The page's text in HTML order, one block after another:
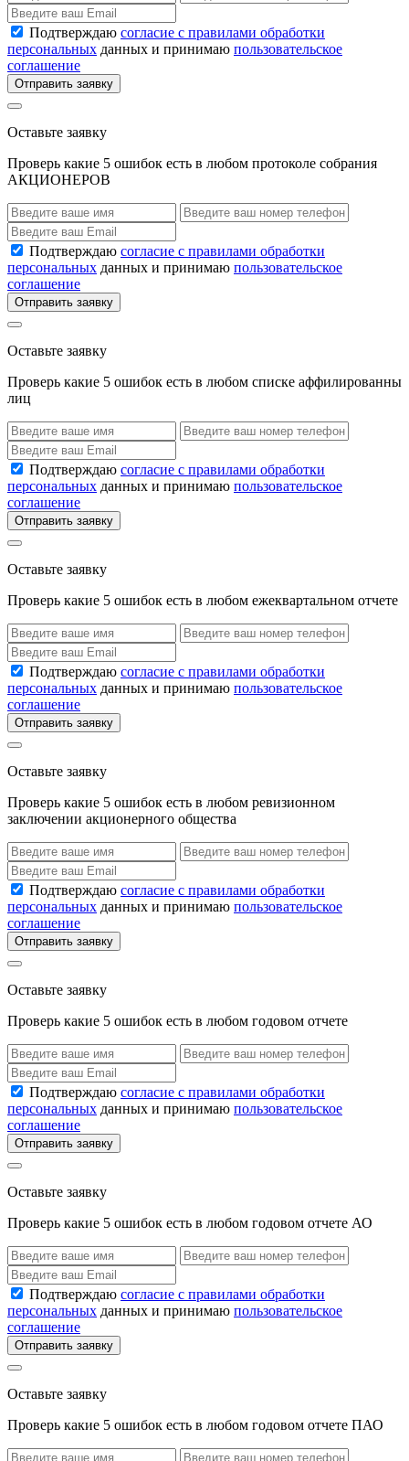
Подтверждаю согласие с правилами обработки
персональных данных и принимаю пользовательское
соглашение
Отправить заявку
Оставьте заявку
Проверь какие 5 ошибок есть в любом протоколе собрания
АКЦИОНЕРОВ
Подтверждаю согласие с правилами обработки
персональных данных и принимаю пользовательское
соглашение
Отправить заявку
Оставьте заявку
Проверь какие 5 ошибок есть в любом списке аффилированны
лиц
Подтверждаю согласие с правилами обработки
персональных данных и принимаю пользовательское
соглашение
Отправить заявку
Оставьте заявку
Проверь какие 5 ошибок есть в любом ежеквартальном отчете
Подтверждаю согласие с правилами обработки
персональных данных и принимаю пользовательское
соглашение
Отправить заявку
Оставьте заявку
Проверь какие 5 ошибок есть в любом ревизионном
заключении акционерного общества
Подтверждаю согласие с правилами обработки
персональных данных и принимаю пользовательское
соглашение
Отправить заявку
Оставьте заявку
Проверь какие 5 ошибок есть в любом годовом отчете
Подтверждаю согласие с правилами обработки
персональных данных и принимаю пользовательское
соглашение
Отправить заявку
Оставьте заявку
Проверь какие 5 ошибок есть в любом годовом отчете АО
Подтверждаю согласие с правилами обработки
персональных данных и принимаю пользовательское
соглашение
Отправить заявку
Оставьте заявку
Проверь какие 5 ошибок есть в любом годовом отчете ПАО